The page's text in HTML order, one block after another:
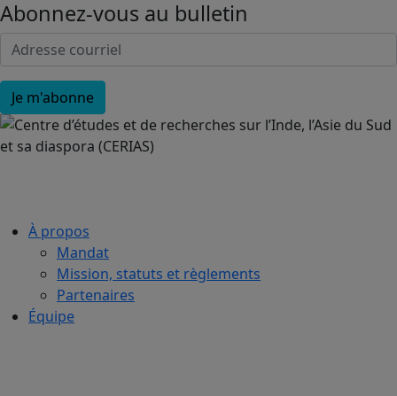
Abonnez-vous au bulletin
À propos
Mandat
Mission, statuts et règlements
Partenaires
Équipe